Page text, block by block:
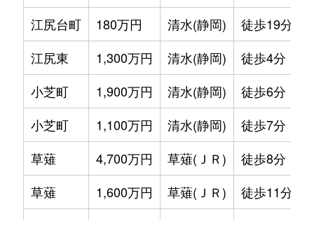
江尻台町
180万円 清水(静岡) 徒歩19分
江尻東
1,300万円 清水(静岡) 徒歩4分
小芝町
1,900万円 清水(静岡) 徒歩6分
小芝町
1,100万円 清水(静岡) 徒歩7分
草薙
4,700万円 草薙(ＪＲ) 徒歩8分
草薙
1,600万円 草薙(ＪＲ) 徒歩11分